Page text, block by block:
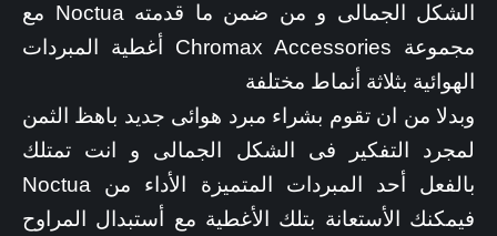
الشكل الجمالى و من ضمن ما قدمته Noctua مع
مجموعة Chromax Accessories أغطية المبردات
الهوائية بثلاثة أنماط مختلفة
وبدلا من ان تقوم بشراء مبرد هوائى جديد باهظ الثمن
لمجرد التفكير فى الشكل الجمالى و انت تمتلك
بالفعل أحد المبردات المتميزة الأداء من Noctua
فيمكنك الأستعانة بتلك الأغطية مع أستبدال المراوح